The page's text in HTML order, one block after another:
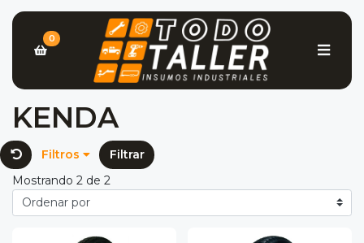
0
KENDA
Filtros
Filtrar
Mostrando 2 de 2